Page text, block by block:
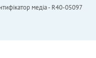
медіа - R40-05097